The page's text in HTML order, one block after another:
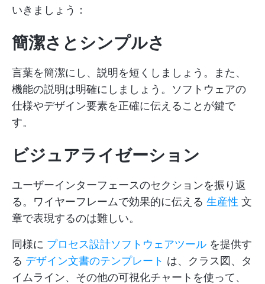
いきましょう：
簡潔さとシンプルさ
言葉を簡潔にし、説明を短くしましょう。また、
機能の説明は明確にしましょう。ソフトウェアの
仕様やデザイン要素を正確に伝えることが鍵で
す。
ビジュアライゼーション
ユーザーインターフェースのセクションを振り返
る。ワイヤーフレームで効果的に伝える 生産性 文
章で表現するのは難しい。
同様に プロセス設計ソフトウェアツール を提供す
る デザイン文書のテンプレート は、クラス図、タ
イムライン、その他の可視化チャートを使って、